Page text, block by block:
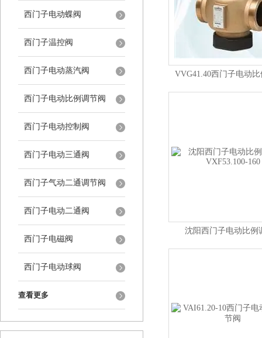
西门子电动蝶阀
西门子温控阀
西门子电动蒸汽阀
西门子电动比例调节阀
西门子电动控制阀
西门子电动三通阀
西门子气动二通调节阀
西门子电动二通阀
西门子电磁阀
西门子电动球阀
查看更多
VVG41.40西门子电动
沈阳西门子电动比例
VXF53.100-160​